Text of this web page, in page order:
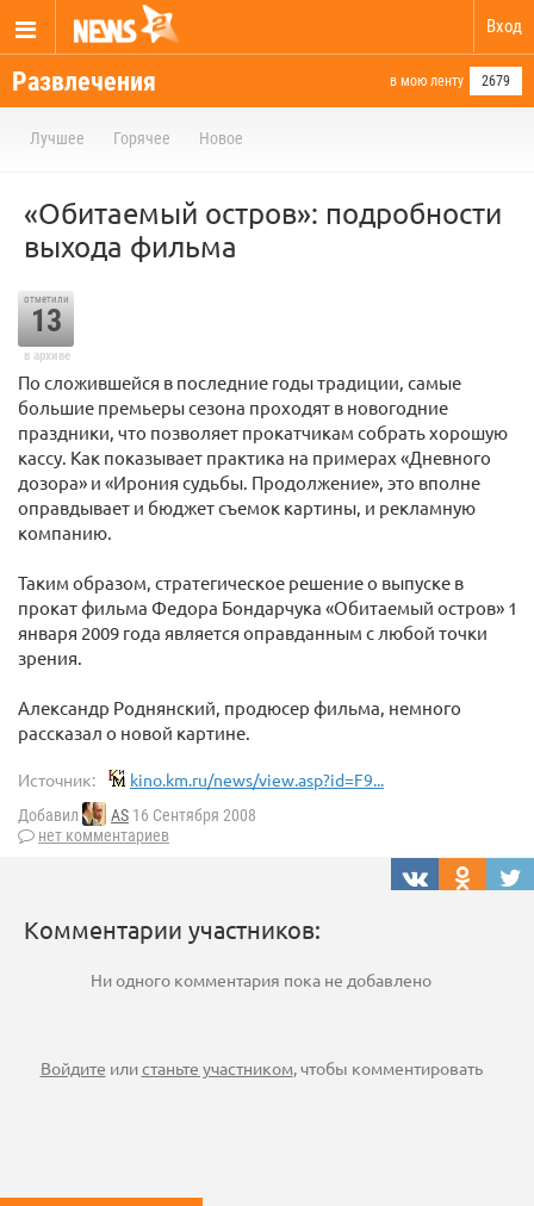
Вход
Развлечения в мою ленту 2679
Лучшее Горячее Новое
«Обитаемый остров»: подробности
выхода фильма
отметили
13
в архиве
По сложившейся в последние годы традиции, самые
большие премьеры сезона проходят в новогодние
праздники, что позволяет прокатчикам собрать хорошую
кассу. Как показывает практика на примерах «Дневного
дозора» и «Ирония судьбы. Продолжение», это вполне
оправдывает и бюджет съемок картины, и рекламную
компанию.
Таким образом, стратегическое решение о выпуске в
прокат фильма Федора Бондарчука «Обитаемый остров» 1
января 2009 года является оправданным с любой точки
зрения.
Александр Роднянский, продюсер фильма, немного
рассказал о новой картине.
Источник: kino.km.ru/news/view.asp?id=F9...
Добавил AS 16 Сентября 2008
нет комментариев
Комментарии участников:
Ни одного комментария пока не добавлено
Войдите илистаньте участником, чтобы комментировать